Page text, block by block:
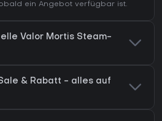
ein Angebot verfügbar ist.
Valor Mortis Steam-
& Rabatt - alles auf